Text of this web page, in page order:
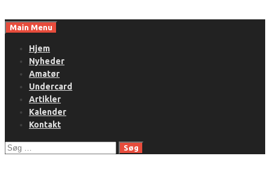
toMain Menu
Hjem
Nyheder
Amatør
Undercard
Artikler
Kalender
Kontakt
Søg